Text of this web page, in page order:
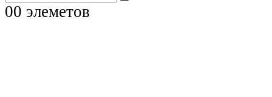
00 элеметов